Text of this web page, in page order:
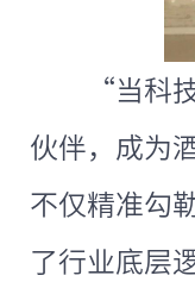
“当科
伙伴，成为
不仅精准勾
了行业底层